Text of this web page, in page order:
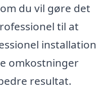
du vil gøre det
til at
installation
omkostninger
resultat.